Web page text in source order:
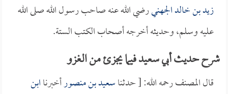
زيد بن خالد الجهنيرضي الله عنه صاحب رسول الله صلى الله
عليه وسلم، وحديثه أخرجه أصحاب الكتب الستة.
شرح حديث أبي سعيد فيما يجزئ من الغزو
قال المصنف رحمه الله: [ حدثناسعيد بن منصورأخبرناابن